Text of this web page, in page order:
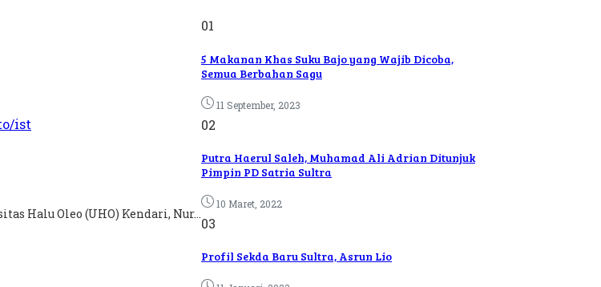
Halu Oleo (UHO) Kendari, Nur...
01
5 Makanan Khas Suku Bajo yang Wajib Dicoba,
Semua Berbahan Sagu
11 September, 2023
02
Putra Haerul Saleh, Muhamad Ali Adrian Ditunjuk
Pimpin PD Satria Sultra
10 Maret, 2022
03
Profil Sekda Baru Sultra, Asrun Lio